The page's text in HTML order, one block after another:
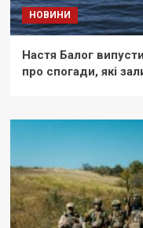
НОВИНИ
Настя Балог
про спогади, які